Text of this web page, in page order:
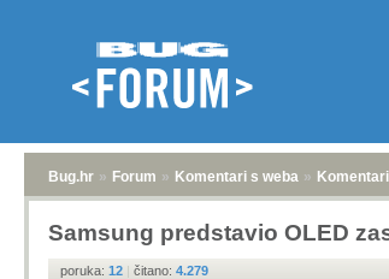
Bug.hr » Forum » Komentari s weba »
Samsung predstavio OLED
poruka: 12 | čitano: 4.279